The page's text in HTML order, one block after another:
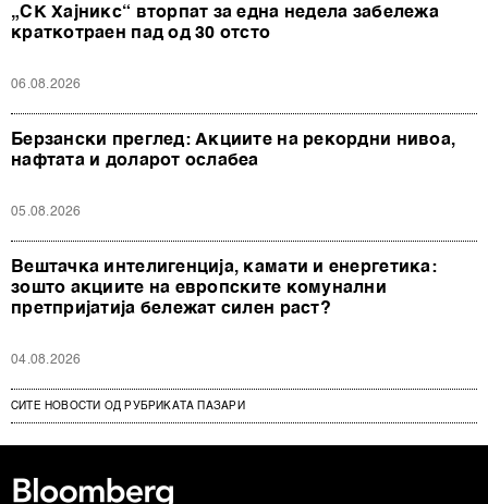
„СК Хајникс“ вторпат за една недела забележа
краткотраен пад од 30 отсто
06.08.2026
Берзански преглед: Акциите на рекордни нивоа,
нафтата и доларот ослабеа
05.08.2026
Вештачка интелигенција, камати и енергетика:
зошто акциите на европските комунални
претпријатија бележат силен раст?
04.08.2026
СИТЕ НОВОСТИ ОД РУБРИКАТА ПАЗАРИ